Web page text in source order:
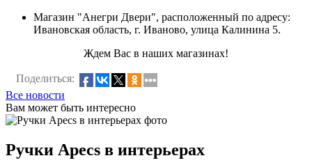
Магазин "Анегри Двери", расположенный по адресу:
Ивановская область, г. Иваново, улица Калинина 5.
Ждем Вас в наших магазинах!
Поделиться:
Все новости
Вам может быть интересно
Ручки Apecs в интерьерах